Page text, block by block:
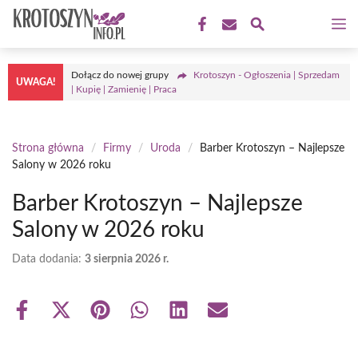
Przejdź
treści
UWAGA!
Dołącz do nowej grupy
Krotoszyn - Ogłoszenia | Sprzedam
| Kupię | Zamienię | Praca
Strona główna / Firmy / Uroda /
Barber Krotoszyn – Najlepsze
Salony w 2026 roku
Barber Krotoszyn – Najlepsze
Salony w 2026 roku
Data dodania: 3 sierpnia 2026 r.
Share
Share Share Share Share Share